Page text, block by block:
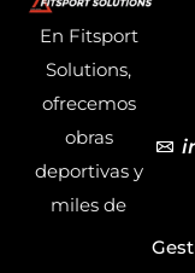
En Fitsport
Solutions,
ofrecemos
obras
deportivas y
miles de